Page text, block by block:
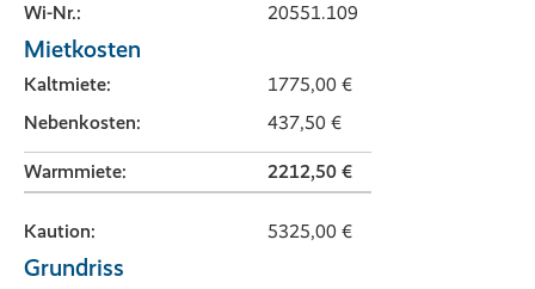
Wi-Nr.:
20551.109
Mietkosten
Kaltmiete:
1775,00 €
Nebenkosten:
437,50 €
Warmmiete: 2212,50 €
Kaution: 5325,00 €
Grundriss